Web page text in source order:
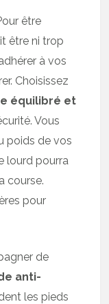
être
être ni trop
à vos
Choisissez
équilibré et
Vous
poids de vos
lourd pourra
course.
pour
de
anti-
les pieds